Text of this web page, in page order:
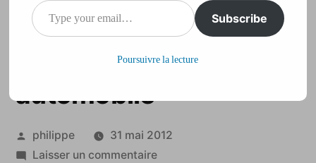
Var: 2 morts et 19
blessés lors d’un rallye
automobile
Publié
par
philippe
31 mai 2012
Laisser un commentairesur
Type
your
Subscribe
Poursuivre la lecture